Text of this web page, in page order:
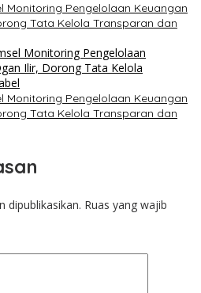
Monitoring Pengelolaan Keuangan
Tata Kelola Transparan dan
Monitoring Pengelolaan Keuangan
Tata Kelola Transparan dan
dipublikasikan. Ruas yang wajib